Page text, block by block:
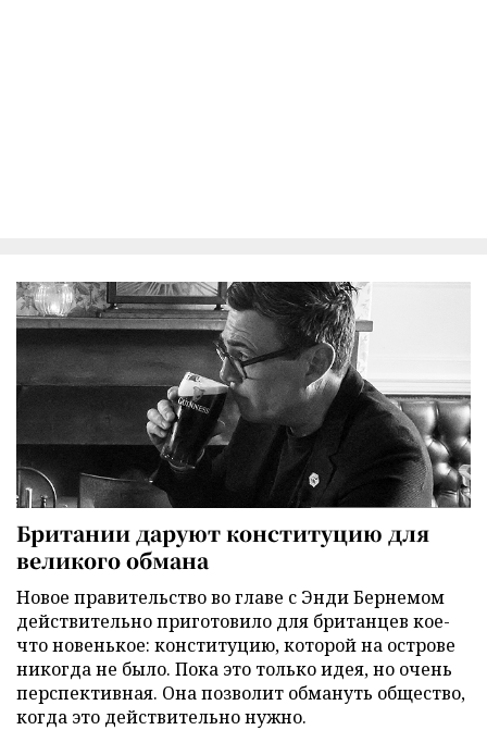
Британии даруют конституцию для
великого обмана
Новое правительство во главе с Энди Бернемом
действительно приготовило для британцев кое-
что новенькое: конституцию, которой на острове
никогда не было. Пока это только идея, но очень
перспективная. Она позволит обмануть общество,
когда это действительно нужно.